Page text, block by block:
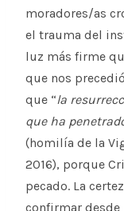
moradores/as
el trauma del
luz más firme
que nos
que “la
que ha
(homilía de la
2016), porque
pecado. La
confirmar desde